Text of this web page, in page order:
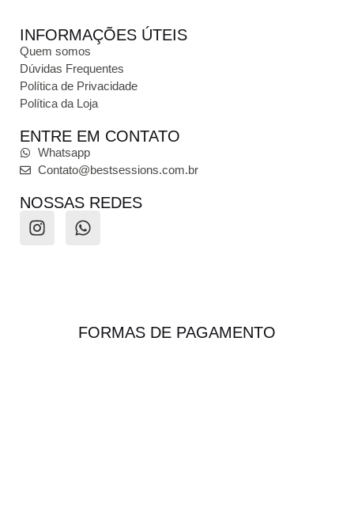
INFORMAÇÕES ÚTEIS
Quem somos
Dúvidas Frequentes
Política de Privacidade
Política da Loja
ENTRE EM CONTATO
Whatsapp
Contato@bestsessions.com.br
NOSSAS REDES
FORMAS DE PAGAMENTO